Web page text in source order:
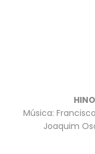
Música:
Joaquim